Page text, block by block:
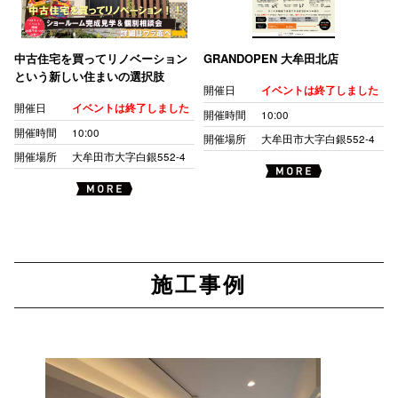
中古住宅を買ってリノベーション
という新しい住まいの選択肢
開催日 イベントは終了しました
開催時間
10:00
開催場所
大牟田市大字白銀552-4
GRANDOPEN 大牟田北店
開催日 イベントは終了しました
開催時間
10:00
開催場所
大牟田市大字白銀552-4
施工事例